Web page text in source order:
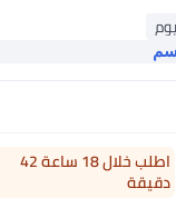
اطلب خلال 18 ساعة 42
دقيقة